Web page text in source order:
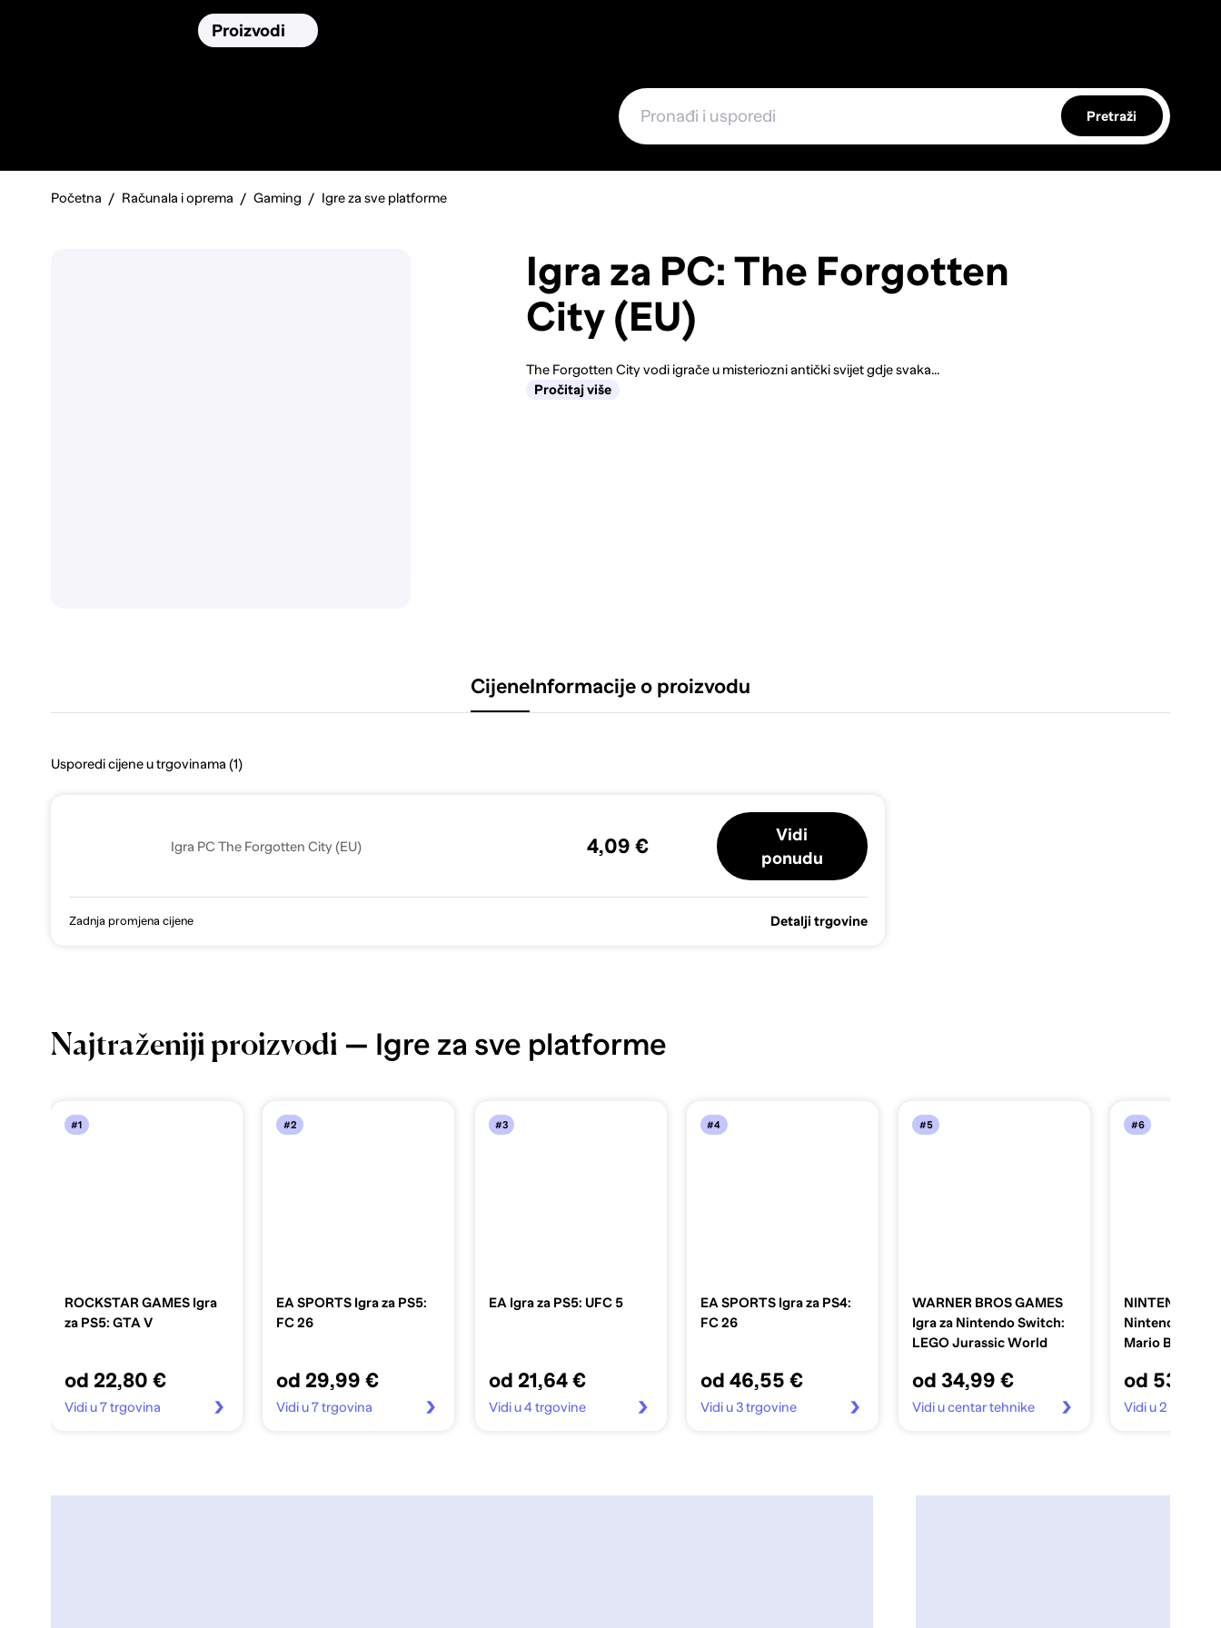
Proizvodi
Pretraži
Početna Računala i oprema Gaming Igre za sve platforme
Igra za PC: The Forgotten
City (EU)
The Forgotten City vodi igrače u misteriozni antički svijet gdje svaka...
Pročitaj više
CijeneInformacije o proizvodu
Usporedi cijene u trgovinama (1)
Igra PC The Forgotten City (EU) 4,09 €
Vidi
ponudu
Zadnja promjena cijene Detalji trgovine
Najtraženiji proizvodi — Igre za sve platforme
#1
ROCKSTAR GAMES Igra
za PS5: GTA V
od 22,80 €
Vidi u 7 trgovina
#2
EA SPORTS Igra za PS5:
FC 26
od 29,99 €
Vidi u 7 trgovina
#3
EA Igra za PS5: UFC 5
od 21,64 €
Vidi u 4 trgovine
#4
EA SPORTS Igra za PS4:
FC 26
od 46,55 €
Vidi u 3 trgovine
#5
WARNER BROS GAMES
Igra za Nintendo Switch:
LEGO Jurassic World
od 34,99 €
Vidi u centar tehnike
#6
NINTENDO
Nintendo
Mario Bros
od 53,59
Vidi u 2 trgovine